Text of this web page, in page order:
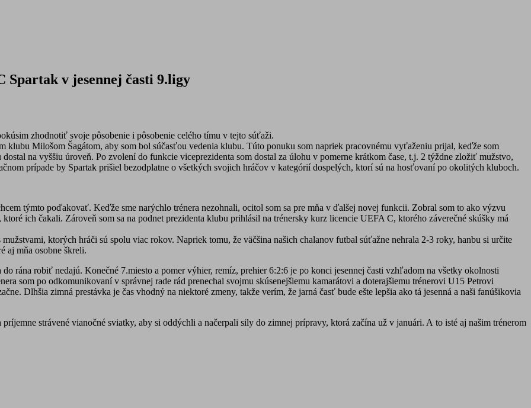
Spartak v jesennej časti 9.ligy
zhodnotiť svoje pôsobenie i pôsobenie celého tímu v tejto súťaži.
klubu Milošom Šagátom, aby som bol súčasťou vedenia klubu. Túto ponuku som napriek pracovnému vyťaženiu prijal, keďže som
na vyššiu úroveň. Po zvolení do funkcie viceprezidenta som dostal za úlohu v pomerne krátkom čase, t.j. 2 týždne zložiť mužstvo,
prípade by Spartak prišiel bezodplatne o všetkých svojich hráčov v kategórií dospelých, ktorí sú na hosťovaní po okolitých kluboch.
týmto poďakovať. Keďže sme narýchlo trénera nezohnali, ocitol som sa pre mňa v ďalšej novej funkcii. Zobral som to ako výzvu
ich čakali. Zároveň som sa na podnet prezidenta klubu prihlásil na trénersky kurz licencie UEFA C, ktorého záverečné skúšky má
ktorých hráči sú spolu viac rokov. Napriek tomu, že väčšina našich chalanov futbal súťažne nehrala 2-3 roky, hanbu si určite
aj mňa osobne škreli.
rána robiť nedajú. Konečné 7.miesto a pomer výhier, remíz, prehier 6:2:6 je po konci jesennej časti vzhľadom na všetky okolnosti
som po odkomunikovaní v správnej rade rád prenechal svojmu skúsenejšiemu kamarátovi a doterajšiemu trénerovi U15 Petrovi
Dlhšia zimná prestávka je čas vhodný na niektoré zmeny, takže verím, že jarná časť bude ešte lepšia ako tá jesenná a naši fanúšikovia
strávené vianočné sviatky, aby si oddýchli a načerpali sily do zimnej prípravy, ktorá začína už v januári. A to isté aj našim trénerom